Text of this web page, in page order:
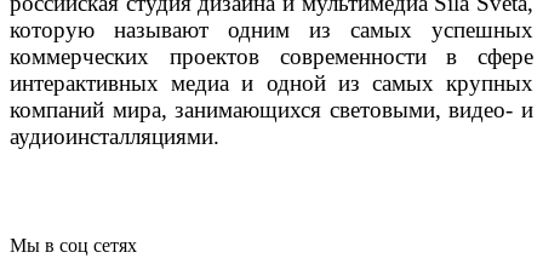
которую называют одним из самых успешных
коммерческих проектов современности в сфере
интерактивных медиа и одной из самых крупных
компаний мира, занимающихся световыми, видео- и
аудиоинсталляциями.
Мы в соц сетях